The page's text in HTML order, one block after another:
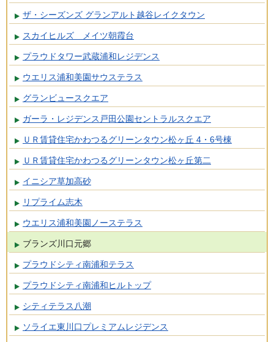
ザ・シーズンズ グランアルト越谷レイクタウン
スカイヒルズ メイツ朝霞台
プラウドタワー武蔵浦和レジデンス
ウエリス浦和美園サウステラス
グランビュースクエア
ガーラ・レジデンス戸田公園セントラルスクエア
ＵＲ賃貸住宅かわつるグリーンタウン松ヶ丘 4・6号棟
ＵＲ賃貸住宅かわつるグリーンタウン松ヶ丘第二
イニシア草加高砂
リプライム志木
ウエリス浦和美園ノーステラス
ブランズ川口元郷
プラウドシティ南浦和テラス
プラウドシティ南浦和ヒルトップ
シティテラス八潮
ソライエ東川口プレミアムレジデンス